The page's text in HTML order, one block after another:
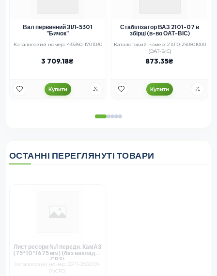
Вал первинний ЗІЛ-5301
"Бичок"
Каталоговий номер: 433360-1701030
3 709.18
Купити
Стабілізатор ВАЗ 2101-07 в
збірці (в-во ОАТ-ВІС)
Каталоговий номер: 21010-290601000
(ОАТ-ВІС)
873.35
Купити
ОСТАННІ ПЕРЕГЛЯНУТІ ТОВАРИ
Лист ресори №1 передн. КамАЗ
(75*10*1675 мм) (без накладки
СРЗ)
Каталоговий номер: 55111-2902101-
01(СРЗ)